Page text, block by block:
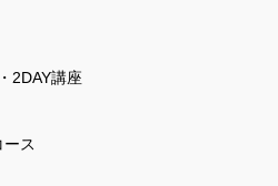
2DAY講座
ス